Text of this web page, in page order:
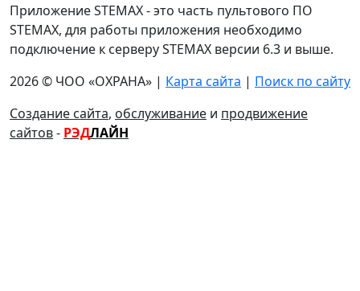
Приложение STEMAX - это часть пультового ПО
STEMAX, для работы приложения необходимо
подключение к серверу STEMAX версии 6.3 и выше.
2026 © ЧОО «ОХРАНА» | Карта сайта | Поиск по сайту
Создание сайта, обслуживание и продвижение
сайтов- РЭДЛАЙН